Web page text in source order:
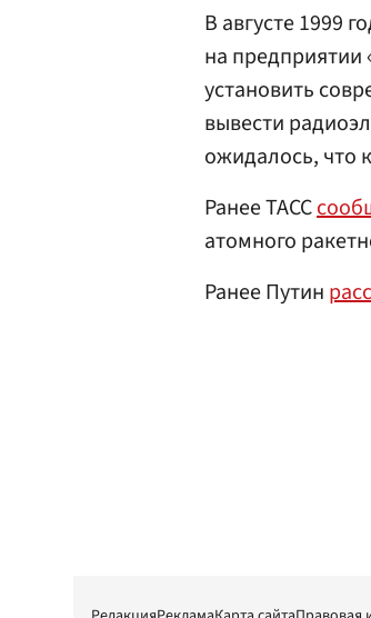
В августе 1999
на предприятии
установить
вывести
ожидалось, что
Ранее ТАСС
атомного
Ранее Путин